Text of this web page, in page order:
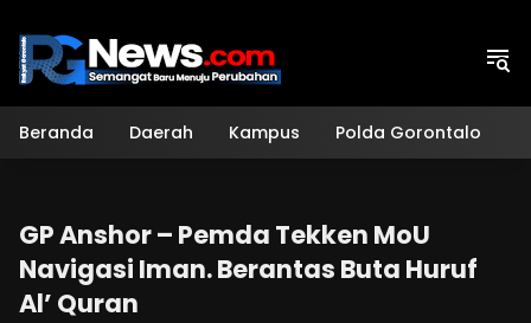
konten
Beranda Daerah Kampus Polda Gorontalo
GP Anshor – Pemda Tekken MoU
Navigasi Iman. Berantas Buta Huruf
Al’ Quran